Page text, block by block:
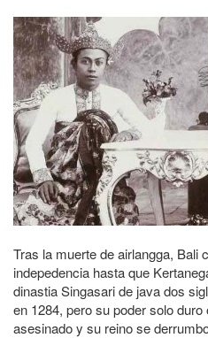
Tras la muerte de airlangga, Bali
indepedencia hasta que
dinastia Singasari de java dos
en 1284, pero su poder solo
asesinado y su reino se